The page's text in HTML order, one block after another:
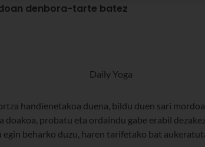
denbora-tarte batez
handienetakoa duena, bildu duen sari
probatu eta ordaindu gabe erabil
beharko duzu, haren tarifetako bat